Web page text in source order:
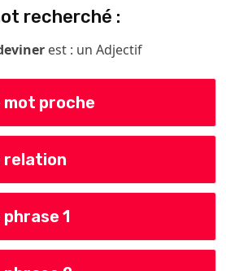
recherché :
est : un Adjectif
mot proche
relation
phrase 1